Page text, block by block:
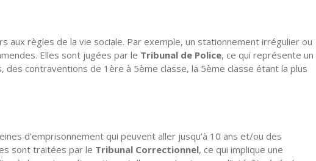
règles de la vie sociale. Par exemple, un stationnement irrégulier ou
Elles sont jugées par le Tribunal de Police, ce qui représente un
contraventions de 1ère à 5ème classe, la 5ème classe étant la plus
d’emprisonnement qui peuvent aller jusqu’à 10 ans et/ou des
sont traitées par le Tribunal Correctionnel, ce qui implique une